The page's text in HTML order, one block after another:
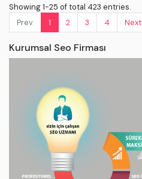
Showing 1-25 of total 423 entries.
Prev.
1 2 3 4 Next
Kurumsal Seo Firması